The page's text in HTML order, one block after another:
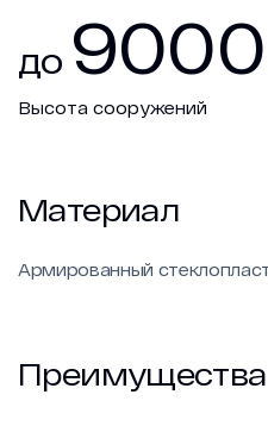
до 9000
Высота сооружений
Материал
Армированный
Преимущества